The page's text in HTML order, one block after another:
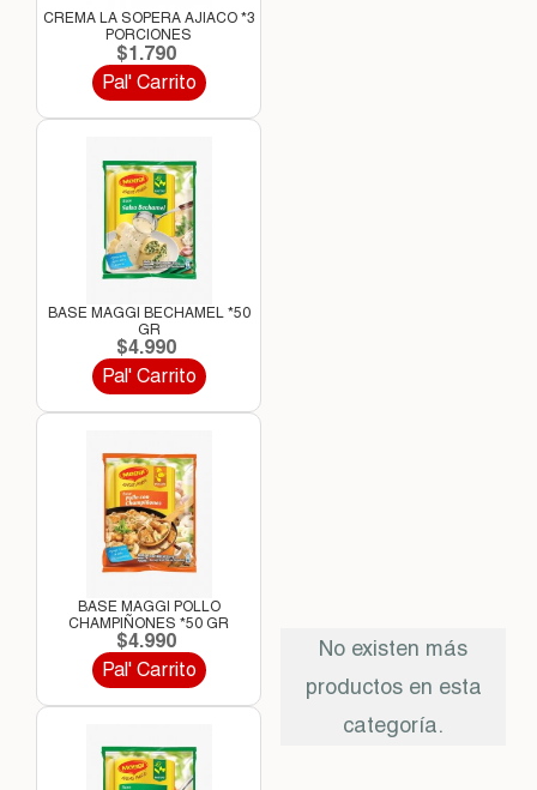
CREMA LA SOPERA AJIACO *3
PORCIONES
$1.790
Pal' Carrito
BASE MAGGI BECHAMEL *50
GR
$4.990
Pal' Carrito
BASE MAGGI POLLO
CHAMPIÑONES *50 GR
$4.990
Pal' Carrito
No existen más
productos en esta
categoría.